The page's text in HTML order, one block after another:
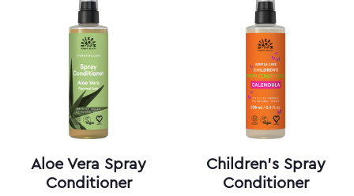
Aloe Vera Spray
Conditioner
Children's Spray
Conditioner